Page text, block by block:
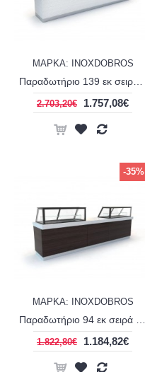
ΜΑΡΚΑ: INOXDOBROS
2.703,20€ 1.757,08€
-35%
ΜΑΡΚΑ: INOXDOBROS
1.822,80€ 1.184,82€